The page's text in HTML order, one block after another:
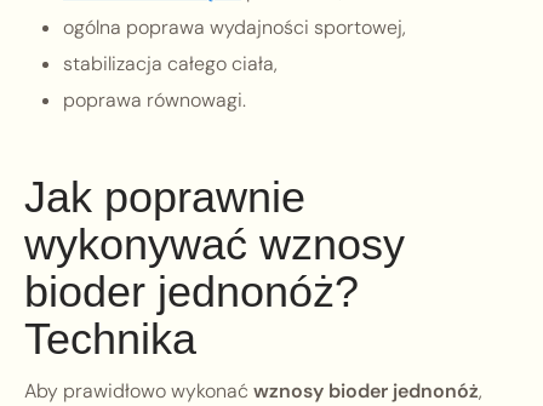
ogólna poprawa wydajności sportowej,
stabilizacja całego ciała,
poprawa równowagi.
Jak poprawnie
wykonywać wznosy
bioder jednonóż?
Technika
Aby prawidłowo wykonać wznosy bioder jednonóż,